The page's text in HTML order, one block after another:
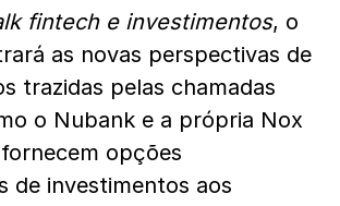
fintech e investimentos, o
as novas perspectivas de
trazidas pelas chamadas
o Nubank e a própria Nox
opções
de investimentos aos